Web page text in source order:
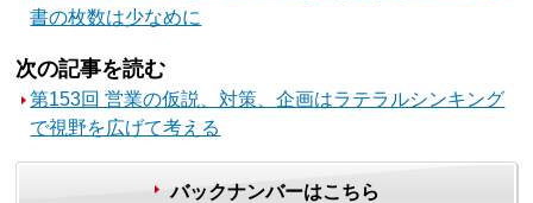
書の枚数は少なめに
次の記事を読む
第153回 営業の仮説、対策、企画はラテラルシンキング
で視野を広げて考える
バックナンバーはこちら